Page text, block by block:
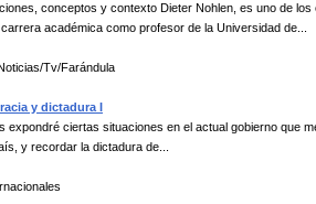
conceptos y contexto Dieter Nohlen, es uno de los
académica como profesor de la Universidad de...
Tv/Farándula
y dictadura I
expondré ciertas situaciones en el actual gobierno que
y recordar la dictadura de...